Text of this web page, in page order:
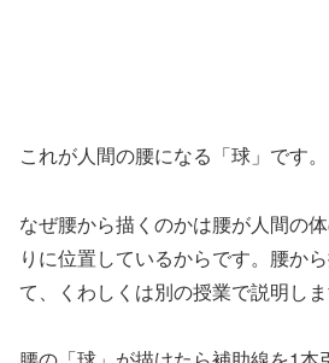
これが人間の腰になる「球」です。
なぜ腰から描くのかは腰が人間の
りに位置しているからです。腰か
て、くわしくは別の授業で説明しま